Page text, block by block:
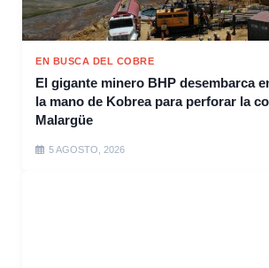
EN BUSCA DEL COBRE
El gigante minero BHP desembarca
la mano de Kobrea para perforar la
Malargüe
5 AGOSTO, 2026